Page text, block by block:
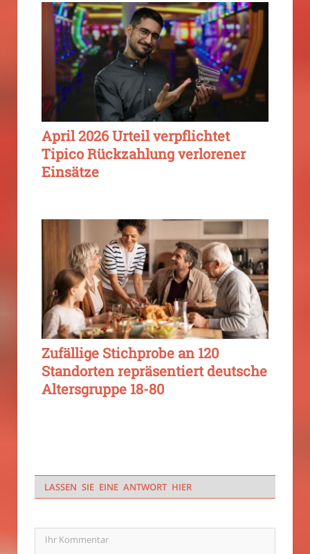
April 2026 Urteil verpflichtet
Tipico Rückzahlung verlorener
Einsätze
Zufällige Stichprobe an 120
Standorten repräsentiert deutsche
Altersgruppe 18-80
LASSEN SIE EINE ANTWORT HIER